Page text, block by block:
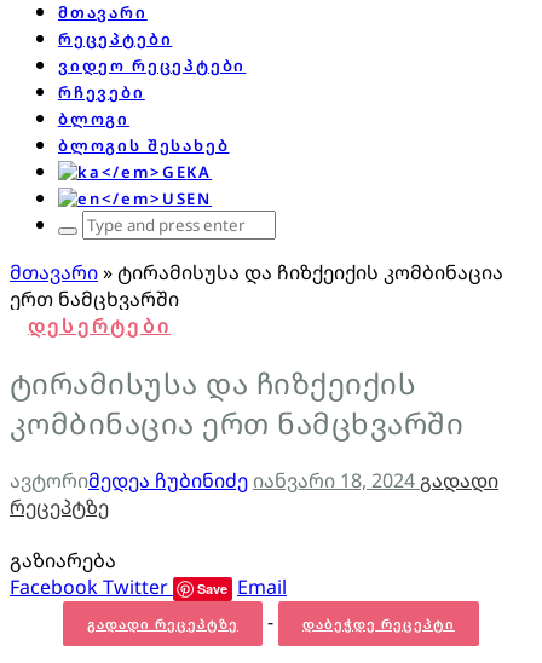
მთავარი
რეცეპტები
ვიდეო რეცეპტები
რჩევები
ბლოგი
ბლოგის შესახებ
KA
EN
Search
მთავარი»ტირამისუსა და ჩიზქეიქის კომბინაცია
ერთ ნამცხვარში
დესერტები
ტირამისუსა და ჩიზქეიქის
კომბინაცია ერთ ნამცხვარში
ავტორიმედეა ჩუბინიძე იანვარი 18, 2024გადადი
რეცეპტზე
გაზიარება
FacebookTwitter Save Email
ᲒᲐᲓᲐᲓᲘ ᲠᲔᲪᲔᲞᲢᲖᲔ - ᲓᲐᲑᲔᲭᲓᲔ ᲠᲔᲪᲔᲞᲢᲘ